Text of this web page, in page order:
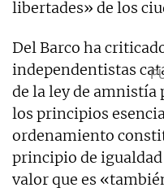
libertades» de los
Del Barco ha
independentistas
de la ley de amnistía
los principios
ordenamiento
principio de
valor que es